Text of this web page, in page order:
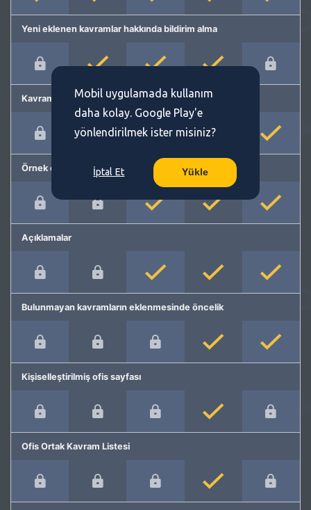
Yeni eklenen kavramlar hakkında bildirim alma
Kavram önerme
Örnek cümleler
Açıklamalar
Bulunmayan kavramların eklenmesinde öncelik
Kişiselleştirilmiş ofis sayfası
Ofis Ortak Kavram Listesi
Mobil uygulamada kullanım
daha kolay. Google Play'e
yönlendirilmek ister misiniz?
İptal Et Yükle